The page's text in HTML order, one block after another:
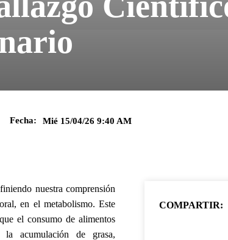
Fecha: Mié 15/04/26 9:40 AM
nuestra comprensión
en el metabolismo. Este
el consumo de alimentos
acumulación de grasa,
COMPARTIR: